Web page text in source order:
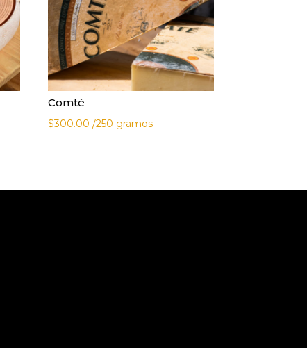
Comté
$300.00 /250 gramos